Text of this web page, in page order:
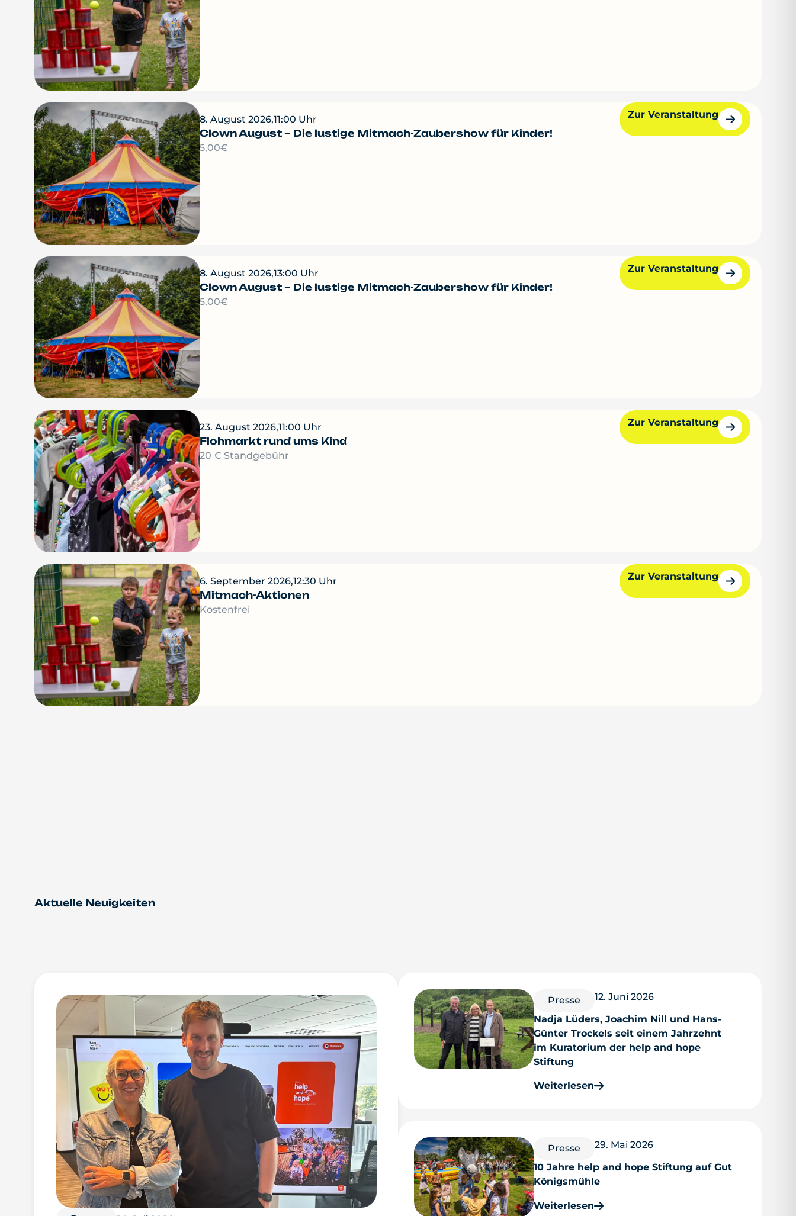
8. August 2026,11:00 Uhr
Clown August – Die lustige Mitmach-Zaubershow für Kinder!
5,00€
Zur Veranstaltung
8. August 2026,13:00 Uhr
Clown August – Die lustige Mitmach-Zaubershow für Kinder!
5,00€
Zur Veranstaltung
23. August 2026,11:00 Uhr
Flohmarkt rund ums Kind
20 € Standgebühr
Zur Veranstaltung
6. September 2026,12:30 Uhr
Mitmach-Aktionen
Kostenfrei
Zur Veranstaltung
Aktuelle Neuigkeiten
Presse
12. Juni 2026
Nadja Lüders, Joachim Nill und Hans-
Günter Trockels seit einem Jahrzehnt
im Kuratorium der help and hope
Stiftung
Weiterlesen
Presse
29. Mai 2026
10 Jahre help and hope Stiftung auf Gut
Königsmühle
Weiterlesen